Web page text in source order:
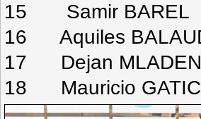
15 Samir
16 Aquiles
17 Dejan
18 Mauricio